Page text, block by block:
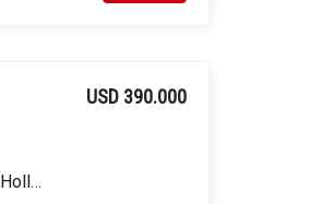
Local comercial en venta ubicado en Palermo Hollywood
USD 390.000